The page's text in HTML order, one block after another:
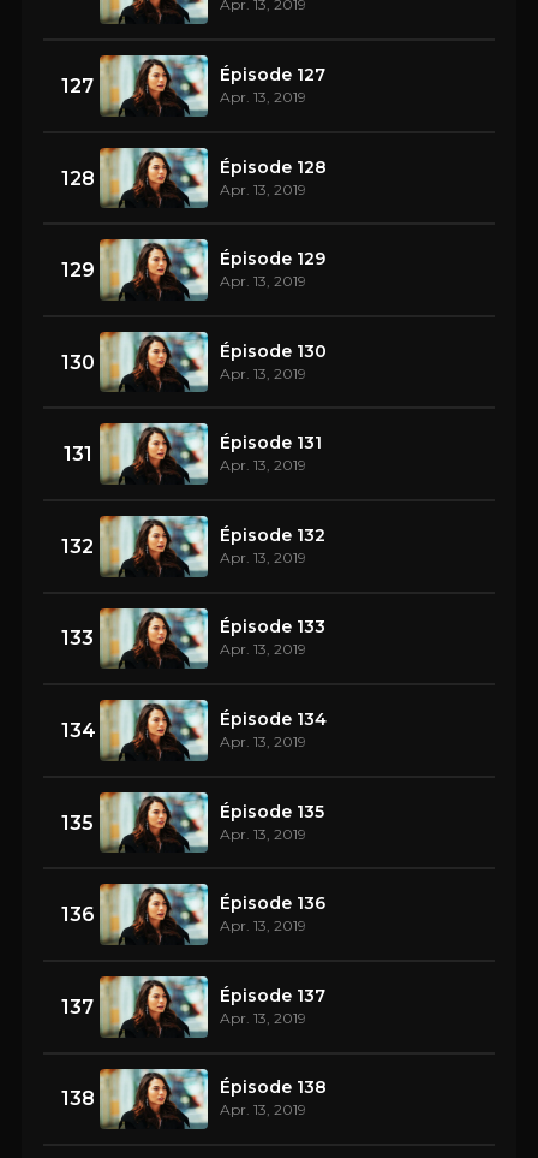
Apr. 13, 2019
127 Épisode 127
Apr. 13, 2019
128 Épisode 128
Apr. 13, 2019
129 Épisode 129
Apr. 13, 2019
130 Épisode 130
Apr. 13, 2019
131 Épisode 131
Apr. 13, 2019
132 Épisode 132
Apr. 13, 2019
133 Épisode 133
Apr. 13, 2019
134 Épisode 134
Apr. 13, 2019
135 Épisode 135
Apr. 13, 2019
136 Épisode 136
Apr. 13, 2019
137 Épisode 137
Apr. 13, 2019
138 Épisode 138
Apr. 13, 2019